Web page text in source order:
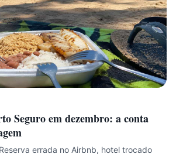
Seguro em dezembro: a conta
errada no Airbnb, hotel trocado